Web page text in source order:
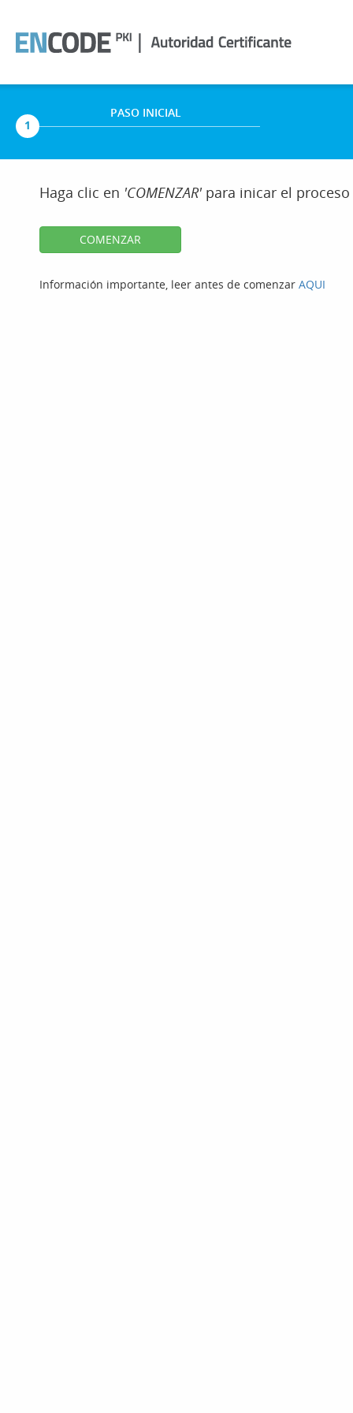
PASO INICIAL
1
Haga clic en 'COMENZAR' para inicar el
Información importante, leer antes de comenzar AQUI